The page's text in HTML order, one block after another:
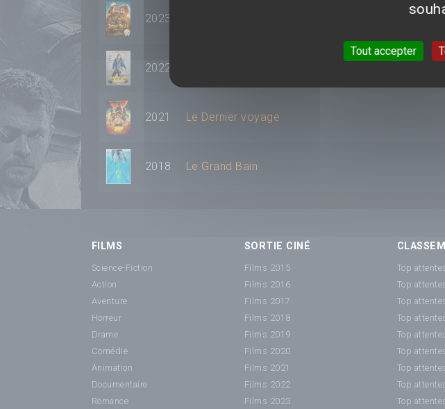
2023
2022
2021 Le Dernier voyage
2018 Le Grand Bain
FILMS
Science-Fiction
Action
Aventure
Horreur
Drame
Comédie
Animation
Documentaire
Romance
SORTIE CINÉ
Films 2015
Films 2016
Films 2017
Films 2018
Films 2019
Films 2020
Films 2021
Films 2022
Films 2023
Top
Top
Top
Top
Top
Top
Top
Top
Top
Tout accepter